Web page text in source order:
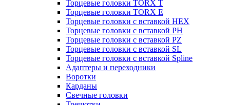
Торцевые головки TORX T
Торцевые головки TORX Е
Торцевые головки с вставкой HEX
Торцевые головки с вставкой PH
Торцевые головки с вставкой PZ
Торцевые головки с вставкой SL
Торцевые головки с вставкой Spline
Адаптеры и переходники
Воротки
Карданы
Свечные головки